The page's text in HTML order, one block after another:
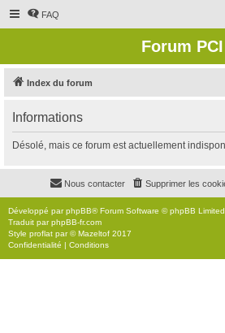
FAQ
Forum PCI
Index du forum
Informations
Désolé, mais ce forum est actuellement
Supprimer les
Nous contacter
Développé parphpBB® Forum Software © phpBB Limited
Traduit parphpBB-fr.com
Style proflat par ©Mazeltof 2017
Confidentialité | Conditions